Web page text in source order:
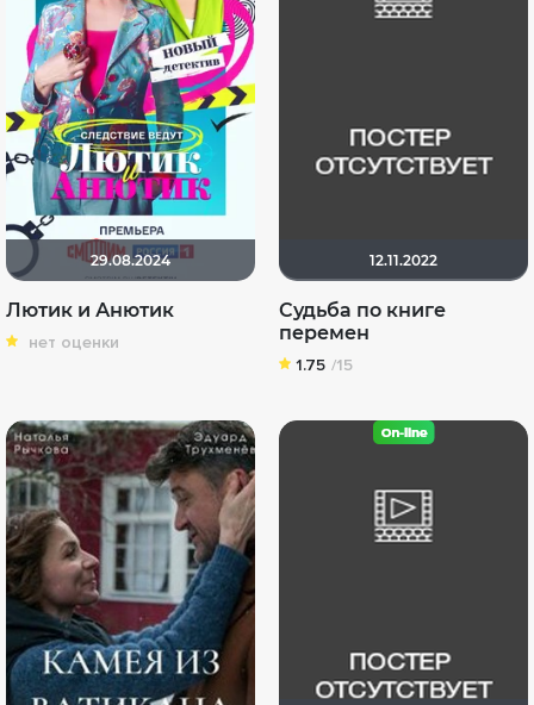
29.08.2024
Лютик и Анютик
нет оценки
12.11.2022
Судьба по книге
перемен
1.75 /15